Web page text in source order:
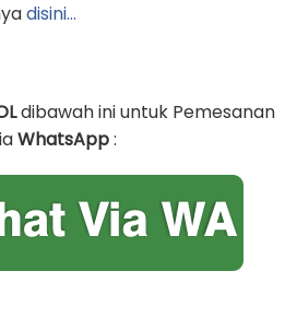
disini…
dibawah ini untuk Pemesanan
WhatsApp: